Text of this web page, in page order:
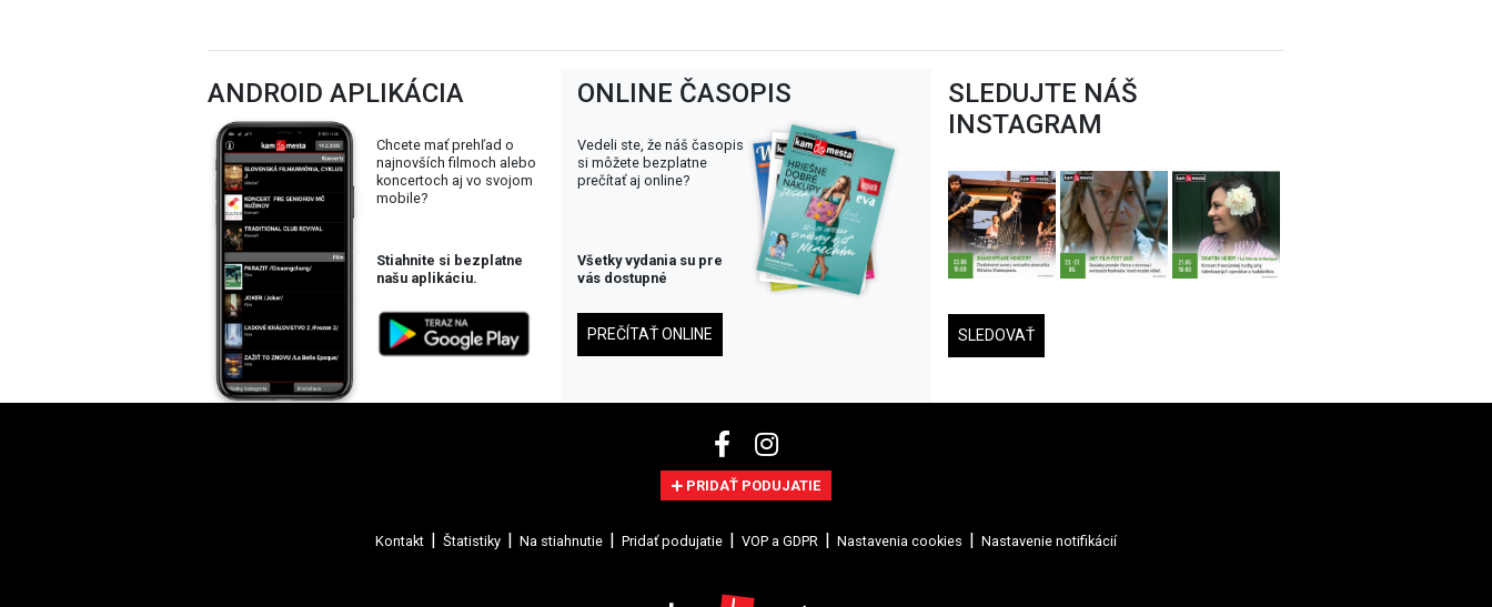
ANDROID APLIKÁCIA
Chcete mať prehľad o
najnovších filmoch alebo
koncertoch aj vo svojom
mobile?
Stiahnite si bezplatne
našu aplikáciu.
ONLINE ČASOPIS
Vedeli ste, že náš časopis
si môžete bezplatne
prečítať aj online?
Všetky vydania su pre
vás dostupné
PREČÍTAŤ ONLINE
SLEDUJTE NÁŠ
INSTAGRAM
SLEDOVAŤ
PRIDAŤ PODUJATIE
Kontakt Štatistiky Na stiahnutie Pridať podujatie VOP a GDPR Nastavenia cookies Nastavenie notifikácií